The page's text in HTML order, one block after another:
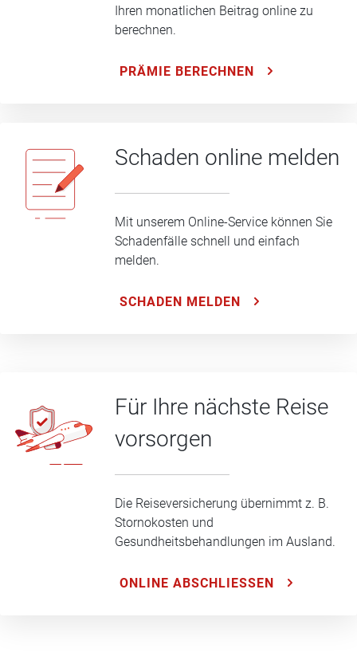
Ihren monatlichen Beitrag online zu
berechnen.
PRÄMIE BERECHNEN
Schaden online melden
Mit unserem Online-Service können Sie
Schadenfälle schnell und einfach
melden.
SCHADEN MELDEN
Für Ihre nächste Reise
vorsorgen
Die Reiseversicherung übernimmt z. B.
Stornokosten und
Gesundheitsbehandlungen im Ausland.
ONLINE ABSCHLIESSEN